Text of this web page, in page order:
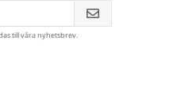
till våra nyhetsbrev.